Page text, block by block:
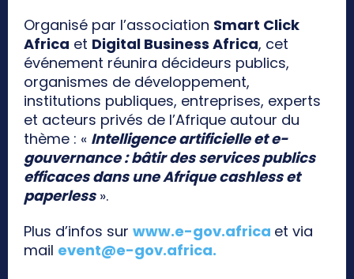
Organisé par l’association Smart Click
Africa et Digital Business Africa, cet
événement réunira décideurs publics,
organismes de développement,
institutions publiques, entreprises, experts
et acteurs privés de l’Afrique autour du
thème : « Intelligence artificielle et e-
gouvernance : bâtir des services publics
efficaces dans une Afrique cashless et
paperless».
Plus d’infos sur www.e-gov.africa et via
mail event@e-gov.africa.